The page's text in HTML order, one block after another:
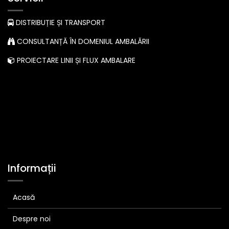
DISTRIBUȚIE ȘI TRANSPORT
CONSULTANȚĂ ÎN DOMENIUL AMBALĂRII
PROIECTARE LINII ȘI FLUX AMBALARE
Informații
Acasă
Despre noi